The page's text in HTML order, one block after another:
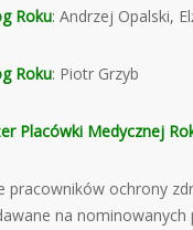
Roku: Andrzej Opalski,
Roku: Piotr Grzyb
Placówki Medycznej
pracowników ochrony
na